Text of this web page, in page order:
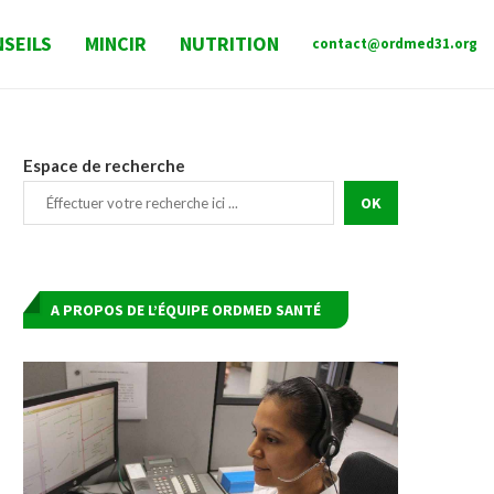
MINCIR NUTRITION contact@ordmed31.org
Espace de recherche
OK
A PROPOS DE L’ÉQUIPE ORDMED SANTÉ